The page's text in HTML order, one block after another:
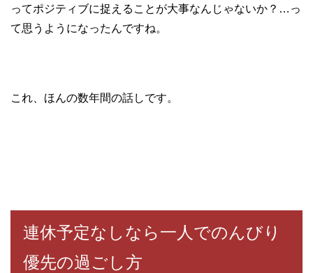
ってポジティブに捉えることが大事なんじゃないか？…っ
て思うようになったんですね。
これ、ほんの数年間の話しです。
連休予定なしなら一人でのんびり
優先の過ごし方